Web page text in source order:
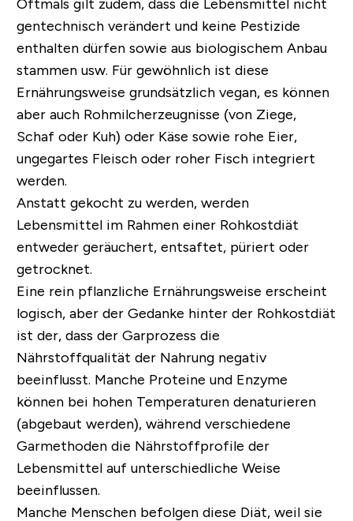
Oftmals gilt zudem, dass die Lebensmittel nicht
gentechnisch verändert und keine Pestizide
enthalten dürfen sowie aus biologischem Anbau
stammen usw. Für gewöhnlich ist diese
Ernährungsweise grundsätzlich vegan, es können
aber auch Rohmilcherzeugnisse (von Ziege,
Schaf oder Kuh) oder Käse sowie rohe Eier,
ungegartes Fleisch oder roher Fisch integriert
werden.
Anstatt gekocht zu werden, werden
Lebensmittel im Rahmen einer Rohkostdiät
entweder geräuchert, entsaftet, püriert oder
getrocknet.
Eine rein pflanzliche Ernährungsweise erscheint
logisch, aber der Gedanke hinter der Rohkostdiät
ist der, dass der Garprozess die
Nährstoffqualität der Nahrung negativ
beeinflusst. Manche Proteine und Enzyme
können bei hohen Temperaturen denaturieren
(abgebaut werden), während verschiedene
Garmethoden die Nährstoffprofile der
Lebensmittel auf unterschiedliche Weise
beeinflussen.
Manche Menschen befolgen diese Diät, weil sie